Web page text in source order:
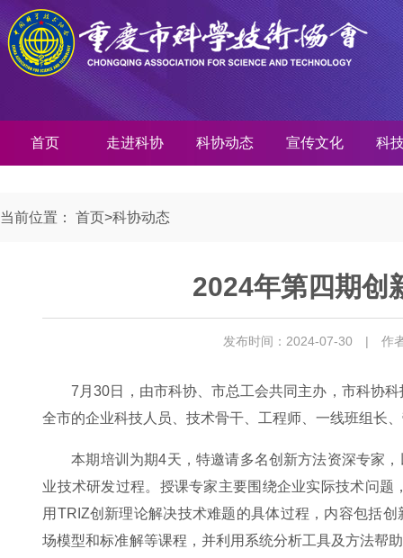
首页 走进科协 科协动态 宣传文化 科
当前位置： 首页>科协动态
2024年第四期创
发布时间：2024-07-30 | 作者
7月30日，由市科协、市总工会共同主办，市科协
全市的企业科技人员、技术骨干、工程师、一线班组长
本期培训为期4天，特邀请多名创新方法资深专家
业技术研发过程。授课专家主要围绕企业实际技术问
用TRIZ创新理论解决技术难题的具体过程，内容包括
场模型和标准解等课程，并利用系统分析工具及方法帮